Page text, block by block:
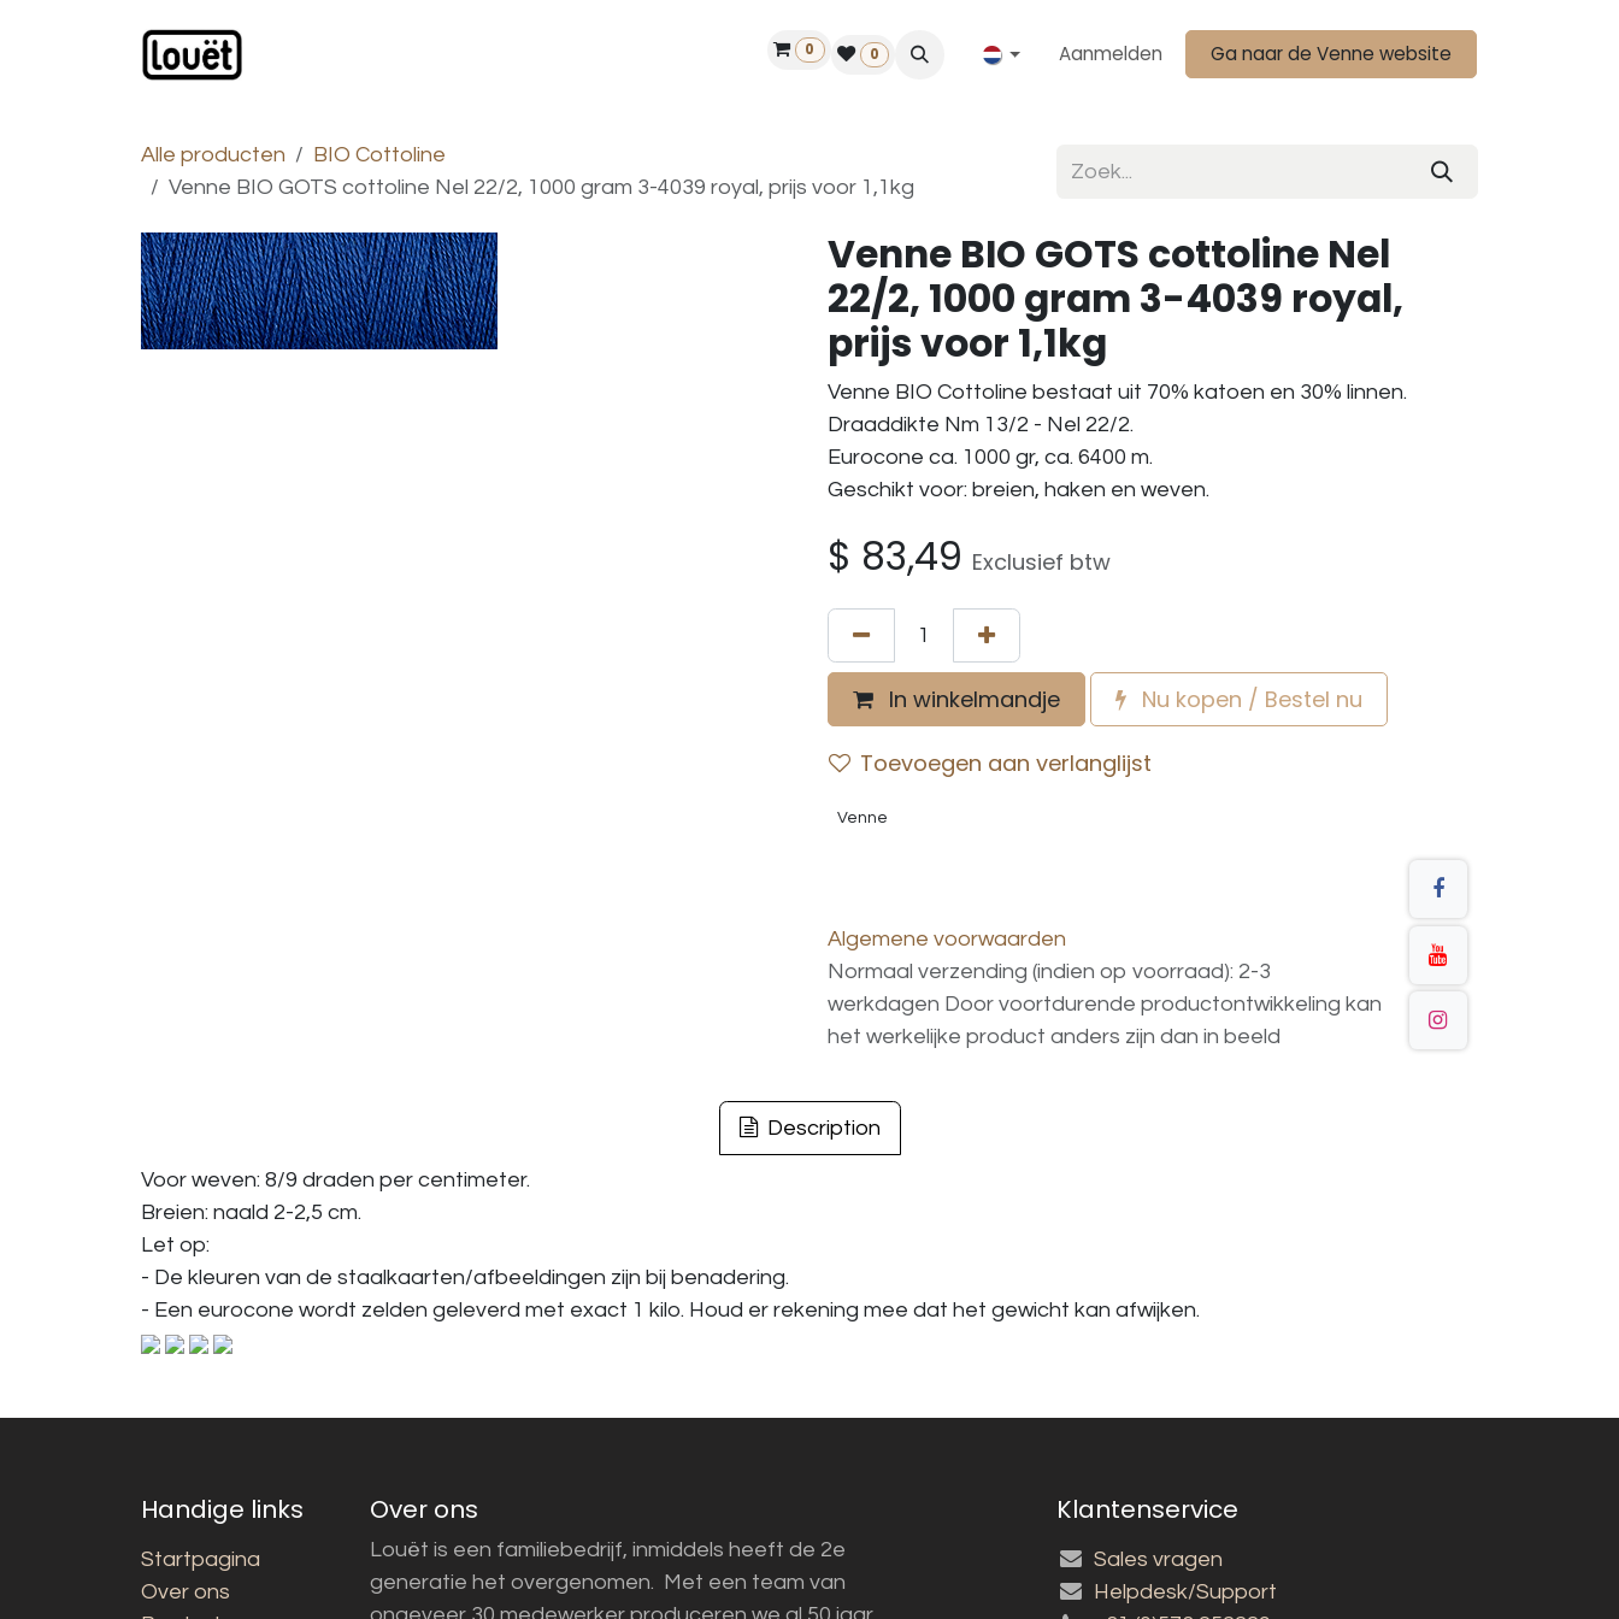
Vind een dealer
0 0 Aanmelden Ga naar de Venne website
Alle producten
BIO Cottoline
Venne BIO GOTS cottoline Nel 22/2, 1000 gram 3-4039 royal, prijs voor 1,1kg
Venne BIO GOTS cottoline Nel
22/2, 1000 gram 3-4039 royal,
prijs voor 1,1kg
Venne BIO Cottoline bestaat uit 70% katoen en 30% linnen.
Draaddikte Nm 13/2 - Nel 22/2.
Eurocone ca. 1000 gr, ca. 6400 m.
Geschikt voor: breien, haken en weven.
$ 83,49 Exclusief btw
In winkelmandje Nu kopen / Bestel nu
Toevoegen aan verlanglijst
Venne
Algemene voorwaarden
Normaal verzending (indien op voorraad): 2-3
werkdagen Door voortdurende productontwikkeling kan
het werkelijke product anders zijn dan in beeld
Description
Voor weven: 8/9 draden per centimeter.
Breien: naald 2-2,5 cm.
Let op:
- De kleuren van de staalkaarten/afbeeldingen zijn bij benadering.
- Een eurocone wordt zelden geleverd met exact 1 kilo. Houd er rekening mee dat het gewicht kan afwijken.
Handige links
Startpagina
Over ons
Over ons
Louët is een familiebedrijf, inmiddels heeft de 2e
generatie het overgenomen. Met een team van
ongeveer 30 medewerker produceren we al 50 jaar
Klantenservice
Sales vragen
Helpdesk/Support